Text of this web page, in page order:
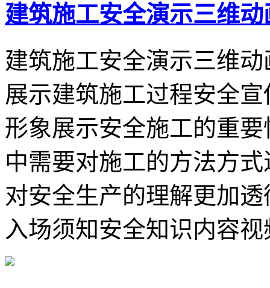
建筑施工安全演示三维动
建筑施工安全演示三维
展示建筑施工过程安全
形象展示安全施工的重
中需要对施工的方法方
对安全生产的理解更加
入场须知安全知识内容视